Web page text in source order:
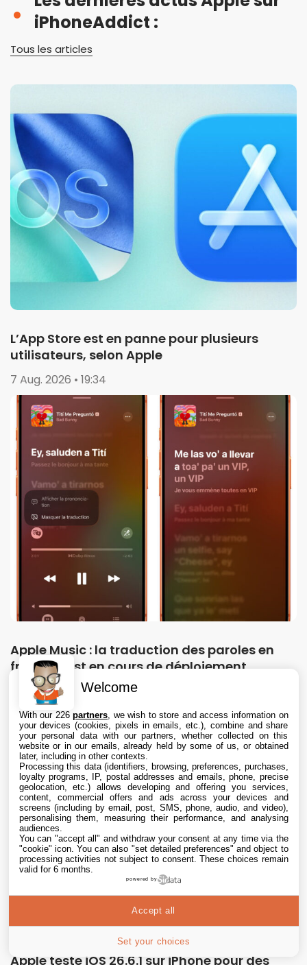
iPhoneAddict :
Tous les articles
L’App Store est en panne pour plusieurs
utilisateurs, selon Apple
7 Aug. 2026 • 19:34
Apple Music : la traduction des paroles en
français est en cours de déploiement
7 Aug. 2026 • 18:46
Apple teste iOS 26.6.1 sur iPhone pour des
Welcome
With our 226partners , we wish to store and access information on
your devices (cookies, pixels in emails, etc.), combine and share
your personal data with our partners, whether collected on this
website or in our emails, already held by some of us, or obtained
later, including in other contexts.
Processing this data (identifiers, browsing, preferences, purchases,
loyalty programs, IP, postal addresses and emails, phone, precise
geolocation, etc.) allows developing and offering you services,
content, commercial offers and ads across your devices and
screens (including by email, post, SMS, phone, audio, and video),
personalising them, measuring their performance, and analysing
audiences.
You can "accept all" and withdraw your consent at any time via the
"cookie" icon. You can also "set detailed preferences" and object to
processing activities not subject to consent. These choices remain
valid for 6 months.
powered by
Set your choices
Accept all